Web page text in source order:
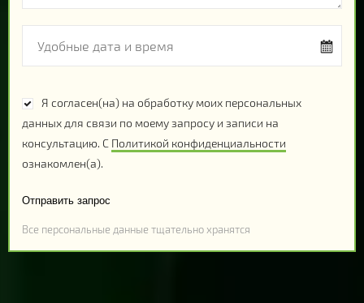
Я согласен(на) на обработку моих персональных
данных для связи по моему запросу и записи на
консультацию. С Политикой конфиденциальности
ознакомлен(а).
Отправить запрос
Все персональные данные тщательно хранятся